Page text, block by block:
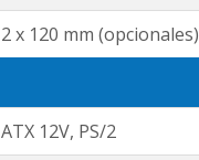
2 x 120 mm (opcionales)
ATX 12V, PS/2